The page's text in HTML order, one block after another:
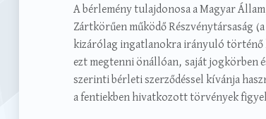
A bérlemény tulajdonosa a Magyar
Zártkörűen működő Részvénytársaság
kizárólag ingatlanokra irányuló történő
ezt megtenni önállóan, saját jogkörben
szerinti bérleti szerződéssel kívánja
a fentiekben hivatkozott törvények